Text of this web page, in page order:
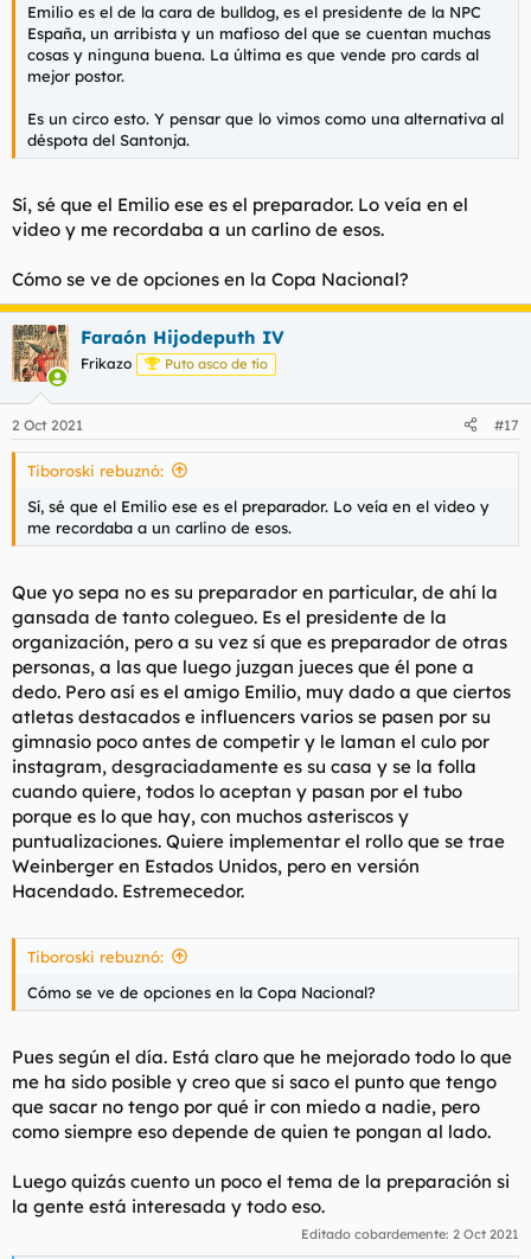
Emilio es el de la cara de bulldog, es el presidente de la NPC
España, un arribista y un mafioso del que se cuentan muchas
cosas y ninguna buena. La última es que vende pro cards al
mejor postor.
Es un circo esto. Y pensar que lo vimos como una alternativa al
déspota del Santonja.
Sí, sé que el Emilio ese es el preparador. Lo veía en el
video y me recordaba a un carlino de esos.
Cómo se ve de opciones en la Copa Nacional?
Faraón Hijodeputh IV
Frikazo Puto asco de tío
2 Oct 2021 #17
Tiboroski rebuznó:
Sí, sé que el Emilio ese es el preparador. Lo veía en el video y
me recordaba a un carlino de esos.
Que yo sepa no es su preparador en particular, de ahí la
gansada de tanto colegueo. Es el presidente de la
organización, pero a su vez sí que es preparador de otras
personas, a las que luego juzgan jueces que él pone a
dedo. Pero así es el amigo Emilio, muy dado a que ciertos
atletas destacados e influencers varios se pasen por su
gimnasio poco antes de competir y le laman el culo por
instagram, desgraciadamente es su casa y se la folla
cuando quiere, todos lo aceptan y pasan por el tubo
porque es lo que hay, con muchos asteriscos y
puntualizaciones. Quiere implementar el rollo que se trae
Weinberger en Estados Unidos, pero en versión
Hacendado. Estremecedor.
Tiboroski rebuznó:
Cómo se ve de opciones en la Copa Nacional?
Pues según el día. Está claro que he mejorado todo lo que
me ha sido posible y creo que si saco el punto que tengo
que sacar no tengo por qué ir con miedo a nadie, pero
como siempre eso depende de quien te pongan al lado.
Luego quizás cuento un poco el tema de la preparación si
la gente está interesada y todo eso.
Editado cobardemente: 2 Oct 2021